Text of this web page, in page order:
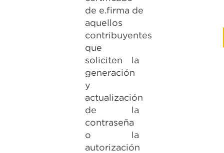
de e.firma de
aquellos
contribuyentes
que
soliciten la
generación
y
actualización
de la
contraseña
o la
autorización